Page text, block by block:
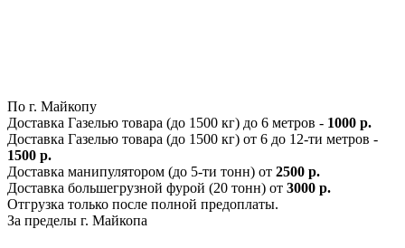
По г. Майкопу
Доставка Газелью товара (до 1500 кг) до 6 метров - 1000 р.
Доставка Газелью товара (до 1500 кг) от 6 до 12-ти метров -
1500 р.
Доставка манипулятором (до 5-ти тонн) от 2500 р.
Доставка большегрузной фурой (20 тонн) от 3000 р.
Отгрузка только после полной предоплаты.
За пределы г. Майкопа